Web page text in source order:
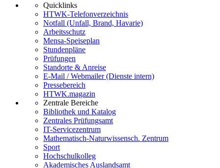
Quicklinks
HTWK-Telefonverzeichnis
Notfall (Unfall, Brand, Havarie)
Arbeitsschutz
Mensa-Speiseplan
Stundenpläne
Prüfungen
Standorte & Anreise
E-Mail / Webmailer (Dienste intern)
Pressebereich
HTWK.magazin
Zentrale Bereiche
Bibliothek und Katalog
Zentrales Prüfungsamt
IT-Servicezentrum
Mathematisch-Naturwissensch. Zentrum
Sport
Hochschulkolleg
Akademisches Auslandsamt